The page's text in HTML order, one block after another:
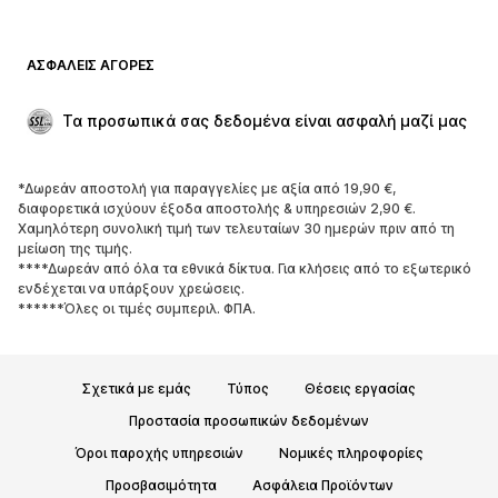
Περιστάσεις
Aποκλειστικά
ΠΑΠΟΎΤΣΙΑ
ΝΕΑ
Trending
Sneakers
Μποτάκια
Γόβες και ψηλοτάκουνα
Παντόφλες
Αποκλειστικά
ΑΣΦΑΛΕΊΣ ΑΓΟΡΈΣ
Τα προσωπικά σας δεδομένα είναι ασφαλή μαζί μας
*Δωρεάν αποστολή για παραγγελίες με αξία από 19,90 €,
διαφορετικά ισχύουν έξοδα αποστολής & υπηρεσιών 2,90 €.
Χαμηλότερη συνολική τιμή των τελευταίων 30 ημερών πριν από τη
μείωση της τιμής.
****Δωρεάν από όλα τα εθνικά δίκτυα. Για κλήσεις από το εξωτερικό
ενδέχεται να υπάρξουν χρεώσεις.
******Όλες οι τιμές συμπεριλ. ΦΠΑ.
Σχετικά με εμάς Τύπος
Θέσεις εργασίας
Προστασία προσωπικών δεδομένων
Όροι παροχής υπηρεσιών
Νομικές πληροφορίες
Προσβασιμότητα
Ασφάλεια Προϊόντων